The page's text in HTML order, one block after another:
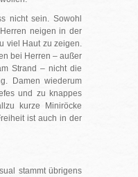
nicht sein. Sowohl
neigen in der
viel Haut zu zeigen.
bei Herren – außer
Strand – nicht die
Damen wiederum
und zu knappes
kurze Miniröcke
ist auch in der
stammt übrigens